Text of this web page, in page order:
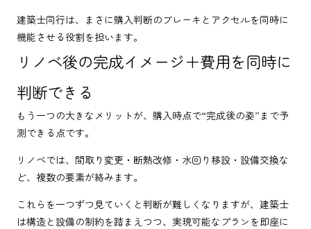
建築士同行は、まさに購入判断のブレーキとアクセルを同時に
機能させる役割を担います。
リノベ後の完成イメージ＋費用を同時に
判断できる
もう一つの大きなメリットが、購入時点で“完成後の姿”まで予
測できる点です。
リノベでは、間取り変更・断熱改修・水回り移設・設備交換な
ど、複数の要素が絡みます。
これらを一つずつ見ていくと判断が難しくなりますが、建築士
は構造と設備の制約を踏まえつつ、実現可能なプランを即座に